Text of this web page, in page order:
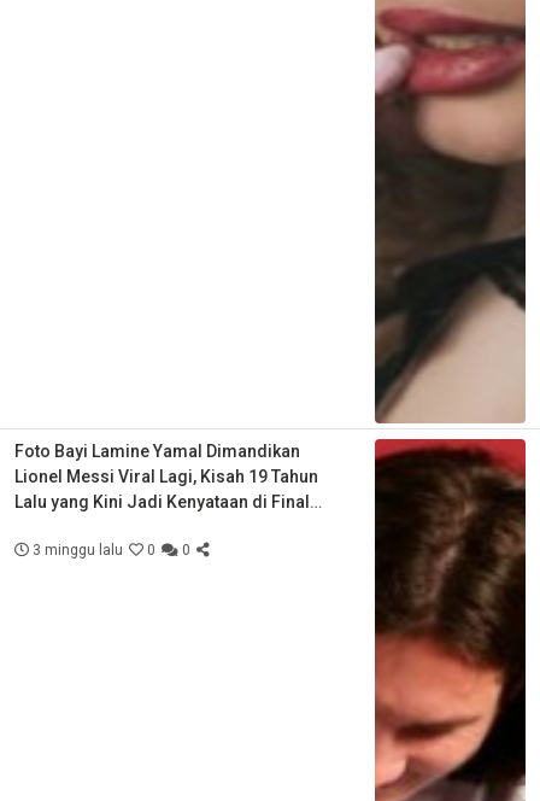
Foto Bayi Lamine Yamal Dimandikan
Lionel Messi Viral Lagi, Kisah 19 Tahun
Lalu yang Kini Jadi Kenyataan di Final
3 minggu lalu 0 0